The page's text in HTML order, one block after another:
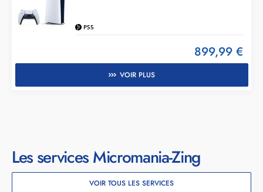
PS5
899,99 €
VOIR PLUS
Les services Micromania-Zing
VOIR TOUS LES SERVICES